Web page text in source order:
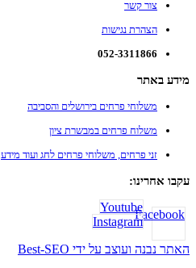
צור קשר
הצהרת נגישות
052-3311866
מידע באתר
משלוחי פרחים בירושלים והסביבה
משלוח פרחים במבשרת ציון
זני פרחים, משלוחי פרחים לחג ועוד מידע
עקבו אחרינו:
Facebook
Youtube
Instagram
האתר נבנה ועוצב על ידי Best-SEO